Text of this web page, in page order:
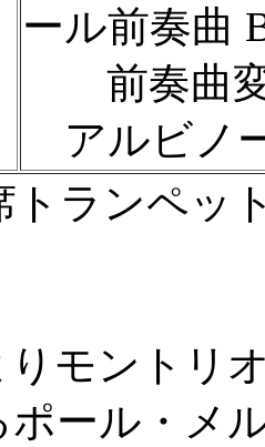
ール前奏曲
前奏曲変
アルビノ
ランペッ
モントリ
ポール・メ